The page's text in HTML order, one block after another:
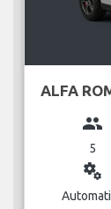
ALFA
group
5
miscellaneous_services